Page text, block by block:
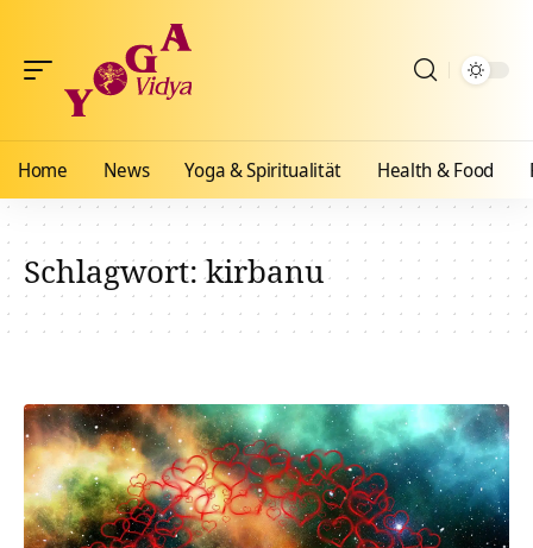
Home News Yoga & Spiritualität Health & Food
Schlagwort:kirbanu